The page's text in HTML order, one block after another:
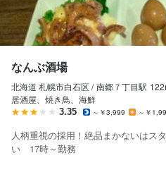
マイページ管理
気になる求人
検索履歴・保存した条件
応募履歴
なんぶ酒場
北海道 札幌市白石区 / 南郷７丁目駅
居酒屋、焼き鳥、海鮮
3.35 ～￥3,999 ～￥
人柄重視の採用！絶品まかないは
い 17時～勤務
昇給あり 交通費支給
給与補足
交通費支給（3キロ以上の方）
※22時以降は時給1343円！
収入例
時給1000円×5h＋時給1250円×深
5000円